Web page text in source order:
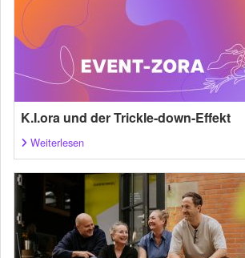
K.I.ora und der Trickle-down-Effekt
Weiterlesen